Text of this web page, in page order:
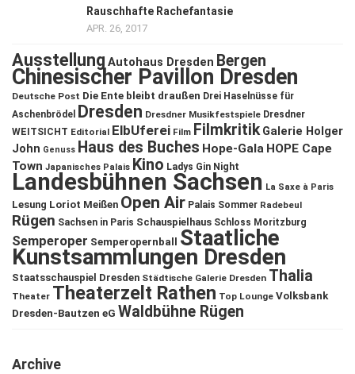
Rauschhafte Rachefantasie
APR. 26, 2017
Ausstellung Autohaus Dresden Bergen
Chinesischer Pavillon Dresden
Deutsche Post Die Ente bleibt draußen Drei Haselnüsse für
Aschenbrödel
Dresden Dresdner Musikfestspiele Dresdner
WEITSICHT Editorial ElbUferei Film Filmkritik Galerie Holger
John Genuss Haus des Buches Hope-Gala HOPE Cape
Town Japanisches Palais Kino Ladys Gin Night
Landesbühnen Sachsen La Saxe à Paris
Lesung Loriot Meißen Open Air Palais Sommer Radebeul
Rügen Sachsen in Paris Schauspielhaus Schloss Moritzburg
Semperoper Semperopernball Staatliche
Kunstsammlungen Dresden
Staatsschauspiel Dresden Städtische Galerie Dresden Thalia
Theater Theaterzelt Rathen Top Lounge Volksbank
Dresden-Bautzen eG Waldbühne Rügen
Archive